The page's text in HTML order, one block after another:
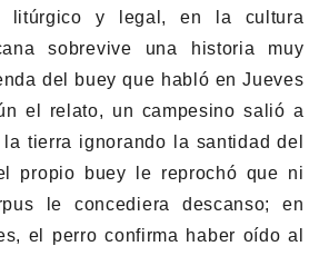
litúrgico y legal, en la cultura
sobrevive una historia muy
del buey que habló en Jueves
el relato, un campesino salió a
tierra ignorando la santidad del
propio buey le reprochó que ni
le concediera descanso; en
el perro confirma haber oído al